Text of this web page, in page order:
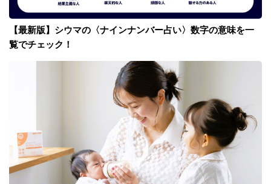
【最新版】シウマの〈ナインナンバー占い〉数字の意味を一
覧でチェック！